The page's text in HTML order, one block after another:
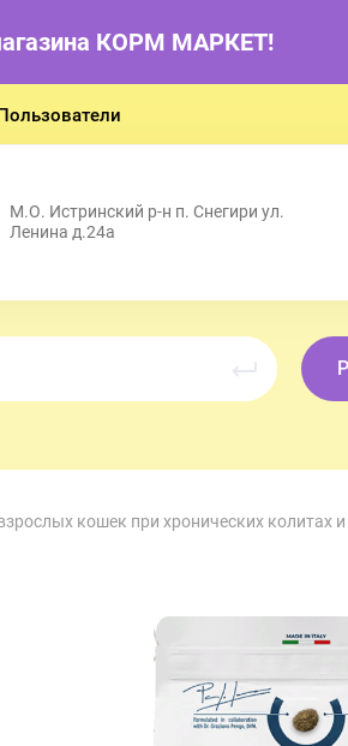
КОРМ МАРКЕТ!
М.О. Истринский р-н п. Снегири ул.
Ленина д.24а
кошек при хронических колитах